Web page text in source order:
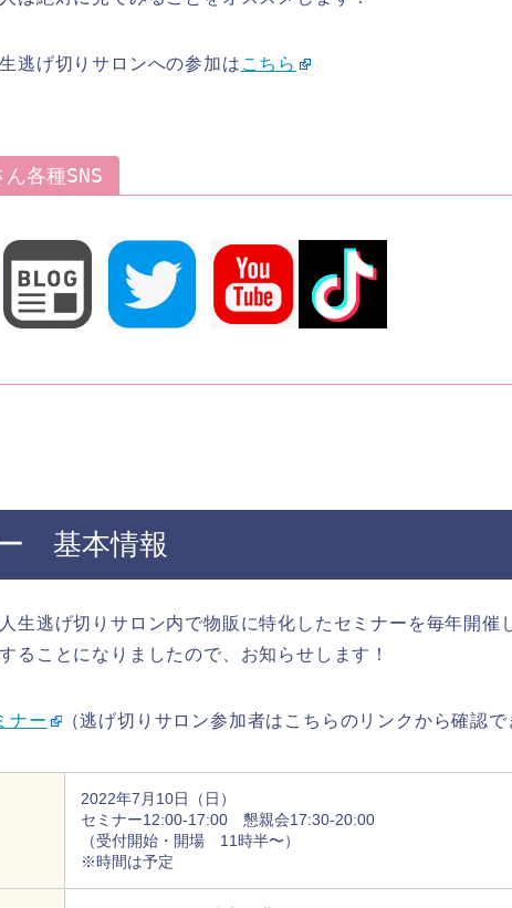
逃げ切りサロンへの参加は こちら
各種SNS
基本情報
生逃げ切りサロン内で物販に特化したセミナーを毎年開催
ることになりましたので、お知らせします！
ナー （逃げ切りサロン参加者はこちらのリンクから確認で
2022年7月10日（日）
セミナー12:00-17:00 懇親会17:30-20:00
（受付開始・開場 11時半〜）
※時間は予定